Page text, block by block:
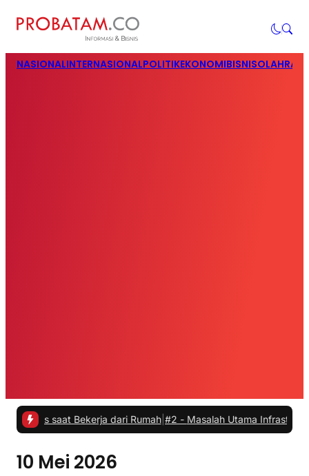
NASIONALINTERNASIONALPOLITIKEKONOMIBISNIS
saat Bekerja dari Rumah| #2 -Masalah Utama Infrastruktur
10 Mei 2026